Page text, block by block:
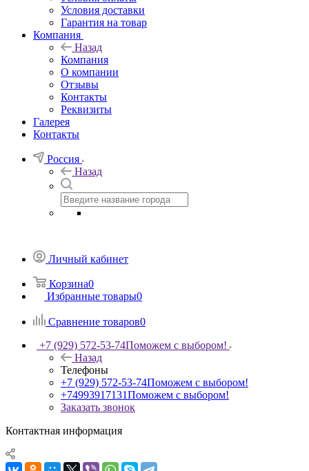
Условия доставки
Гарантия на товар
Компания
Назад
Компания
О компании
Отзывы
Контакты
Реквизиты
Галерея
Контакты
Россия
Назад
Личный кабинет
Корзина0
Избранные товары0
Сравнение товаров0
+7 (929) 572-53-74Поможем с выбором!
Назад
Телефоны
+7 (929) 572-53-74Поможем с выбором!
+74993917131Поможем с выбором!
Заказать звонок
Контактная информация